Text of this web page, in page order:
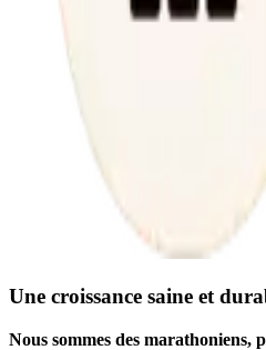
Une croissance saine et
Nous sommes des marathoniens,